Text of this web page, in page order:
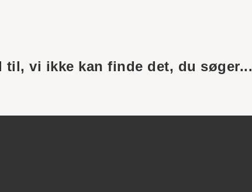
til, vi ikke kan finde det, du søger...